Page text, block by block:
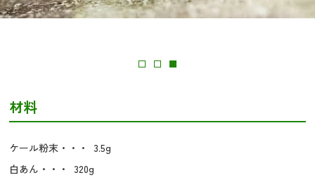
材料
ケール粉末・・・ 3.5g
白あん・・・ 320g